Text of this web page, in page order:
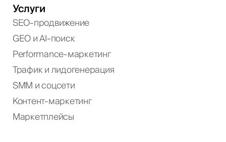
Услуги
SEO-продвижение
GEO и AI-поиск
Performance-маркетинг
Трафик и лидогенерация
SMM и соцсети
Контент-маркетинг
Маркетплейсы